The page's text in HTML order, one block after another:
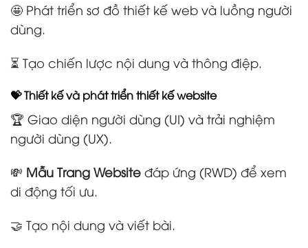
🤩 Phát triển sơ đồ thiết kế web và luồng người
dùng.
⏳ Tạo chiến lược nội dung và thông điệp.
💝 Thiết kế và phát triển thiết kế website
🏆 Giao diện người dùng (UI) và trải nghiệm
người dùng (UX).
💸 Mẫu Trang Website đáp ứng (RWD) để xem
di động tối ưu.
🤝 Tạo nội dung và viết bài.